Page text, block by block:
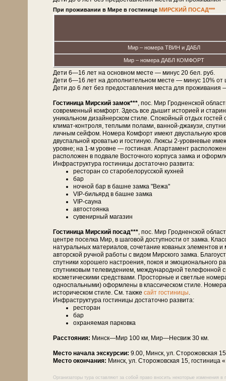
При проживании в Мире в гостинице МИРСКИЙ ПОСАД***
Мир – номера ТВИН и ДАБЛ
Мир – номера ДАБЛ КОМФОРТ
Дети 6—16 лет на основном месте — минус 20 бел. руб.
Дети 6—16 лет на дополнительном месте — минус 10% от
Дети до 6 лет без предоставления места для проживания
Гостиница Мирский замок***, пос. Мир Гродненской
современный комфорт. Здесь все дышит историей и
уникальном дизайнерском стиле. Спокойный отдых
климат-контроля, теплыми полами, ванной-джакузи,
личным сейфом. Номера Комфорт имеют двуспальную
двуспальной кроватью и гостиную. Люксы 2-уровневые
уровне; на 1-м уровне — гостиная. Апартамент
расположен в подвале Восточного корпуса замка и
Инфраструктура гостиницы достаточно развита:
ресторан со старобелорусской кухней
бар
ночной бар в башне замка "Вежа"
VIP-бильярд в башне замка
VIP-сауна
автостоянка
сувенирный магазин
Гостиница Мирский посад***, пос. Мир Гродненской
центре поселка Мир, в шаговой доступности от замка.
натуральных материалов, сочетание кованых элементов
авторской ручной работы с видом Мирского замка.
спутники хорошего настроения, покоя и эмоционального
спутниковым телевидением, международной телефонной
косметическими средствами. Просторные и светлые
односпальными) оформлены в классическом стиле.
историческом стиле. См. также сайт гостиницы.
Инфраструктура гостиницы достаточно развита:
ресторан
бар
охраняемая парковка
Расстояния: Минск—Мир 100 км, Мир—Не­свиж 30 км.
Место начала экскурсии: 9.00, Минск, ул. Сторожовская
Место окончания: Минск, ул. Сторожовская 15, гостиница
Организаторы тура оставляют за собой право вносить некоторые изменения